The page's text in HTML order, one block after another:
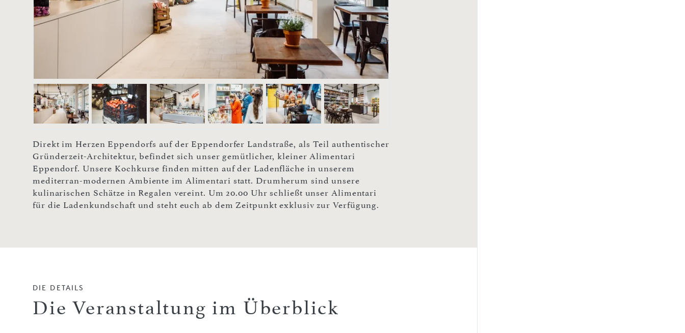
Direkt im Herzen Eppendorfs auf der Eppendorfer Landstraße, als Teil authentischer
Gründerzeit-Architektur, befindet sich unser gemütlicher, kleiner Alimentari
Eppendorf. Unsere Kochkurse finden mitten auf der Ladenfläche in unserem
mediterran-modernen Ambiente im Alimentari statt. Drumherum sind unsere
kulinarischen Schätze in Regalen vereint. Um 20.00 Uhr schließt unser Alimentari
für die Ladenkundschaft und steht euch ab dem Zeitpunkt exklusiv zur Verfügung.
DIE DETAILS
Die Veranstaltung im Überblick